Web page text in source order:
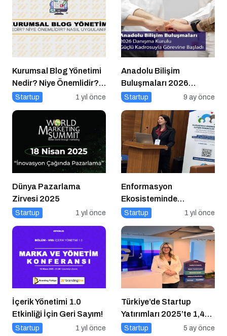
Kurumsal Blog Yönetimi
Nedir? Niye Önemlidir?
Kurumsal Blog Yönetimi
Startup 1 yıl önce
Anadolu Bilişim
Buluşmaları 2026
Danışma Kurulu Güçlü
Başladı
Startup 9 ay önce
Dünya Pazarlama
Zirvesi 2025
Startup 1 yıl önce
Enformasyon
Ekosisteminde
Dezenformasyon ve
Startup 1 yıl önce
İçerik Yönetimi 1.0
Etkinliği İçin Geri Sayım!
Startup 1 yıl önce
Türkiye’de Startup
Yatırımları 2025’te 1,4
Milyar Dolara Ulaştı
Startup 5 ay önce